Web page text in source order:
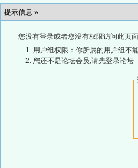
提示信息 »
您没有登录或者您没有权限访问此页
用户组权限：你所属的用户组不
您还不是论坛会员,请先登录论坛